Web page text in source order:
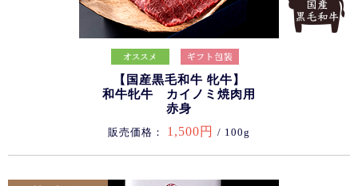
【国産黒毛和牛 牝牛】
和牛牝牛 カイノミ焼肉用
赤身
販売価格： 1,500円 / 100g